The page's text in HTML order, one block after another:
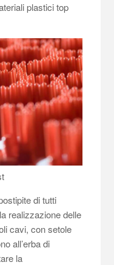
plastici top
di tutti
realizzazione delle
cavi, con setole
all’erba di
la